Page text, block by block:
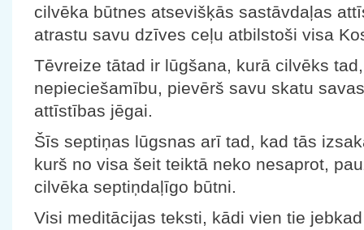
cilvēka būtnes atsevišķās sastāvdaļas
atrastu savu dzīves ceļu atbilstoši visa
Tēvreize tātad ir lūgšana, kurā cilvēks
nepieciešamību, pievērš savu skatu
attīstības jēgai.
Šīs septiņas lūgsnas arī tad, kad tās
kurš no visa šeit teiktā neko nesaprot,
cilvēka septiņdaļīgo būtni.
Visi meditācijas teksti, kādi vien tie